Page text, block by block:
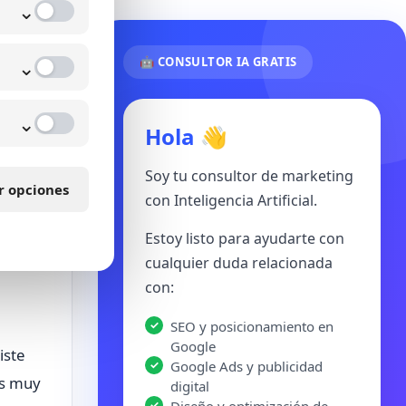
el
muy
🤖 CONSULTOR IA GRATIS
Hola 👋
Soy tu consultor de marketing
con Inteligencia Artificial.
Estoy listo para ayudarte con
cualquier duda relacionada
con:
SEO y posicionamiento en
Google
Google Ads y publicidad
digital
⌄
⌄
⌄
opciones